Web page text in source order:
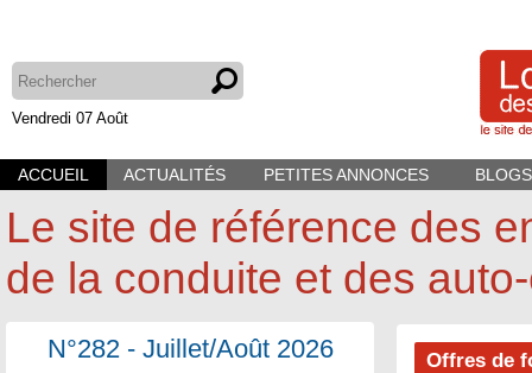
Vendredi 07 Août
ACCUEIL ACTUALITÉS PETITES ANNONCES
Le site de référence des
de la conduite et des
N°282 - Juillet/Août 2026 Offres de